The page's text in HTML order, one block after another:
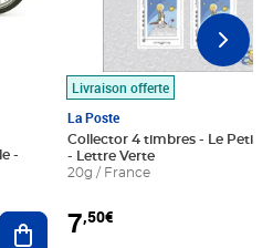
Ajouter au panier
Livraison offerte
La Poste
Collector 4 timbres - Le Petit
- Lettre Verte
20g / France
7,50€